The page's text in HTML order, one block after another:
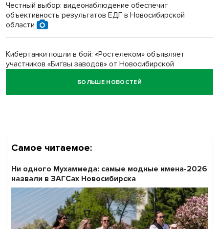
Обновлённое отделение ВТБ открылось в Искитиме
Честный выбор: видеонаблюдение обеспечит
объективность результатов ЕДГ в Новосибирской
области
Кибертанки пошли в бой: «Ростелеком» объявляет
участников «Битвы заводов» от Новосибирской
БОЛЬШЕ НОВОСТЕЙ
Самое читаемое:
Ни одного Мухаммеда: самые модные имена-2026
назвали в ЗАГСах Новосибирска